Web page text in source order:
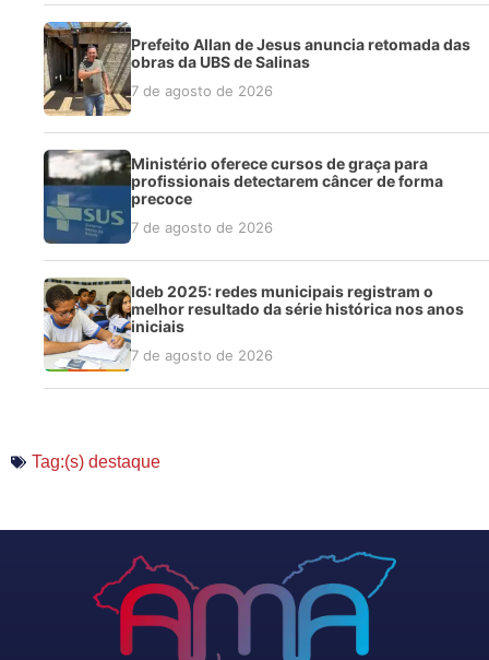
Prefeito Allan de Jesus anuncia retomada das
obras da UBS de Salinas
7 de agosto de 2026
Ministério oferece cursos de graça para
profissionais detectarem câncer de forma
precoce
7 de agosto de 2026
Ideb 2025: redes municipais registram o
melhor resultado da série histórica nos anos
iniciais
7 de agosto de 2026
Tag:(s) destaque